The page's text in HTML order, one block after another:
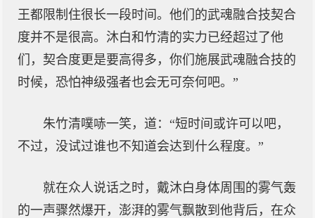
王都限制住很长一段时间。他们的武魂融合技契合
度并不是很高。沐白和竹清的实力已经超过了他
们，契合度更是要高得多，你们施展武魂融合技的
时候，恐怕神级强者也会无可奈何吧。”
朱竹清噗哧一笑，道：“短时间或许可以吧，
不过，没试过谁也不知道会达到什么程度。”
就在众人说话之时，戴沐白身体周围的雾气轰
的一声骤然爆开，澎湃的雾气飘散到他背后，在众